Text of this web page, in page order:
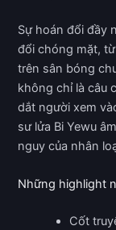
Sự hoán đổi đầy
đổi chóng mặt,
trên sân bóng
không chỉ là câu
dắt người xem
sư lửa Bi Yewu
nguy của nhân
Những highlight
Cốt